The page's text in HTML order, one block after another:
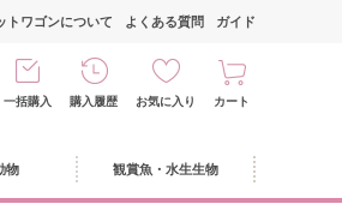
トワゴンについて よくある質問 ガイド
一括購入 購入履歴 お気に入り カート
物 観賞魚・水生生物